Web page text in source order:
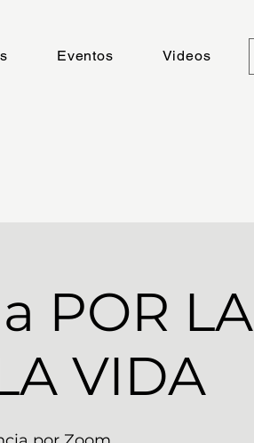
Eventos Videos
POR LA
VIDA